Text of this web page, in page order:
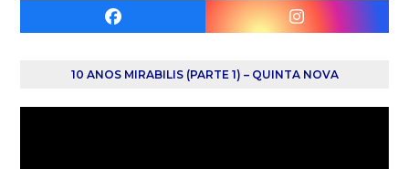
Facebook Instagram
10 ANOS MIRABILIS (PARTE 1) – QUINTA NOVA